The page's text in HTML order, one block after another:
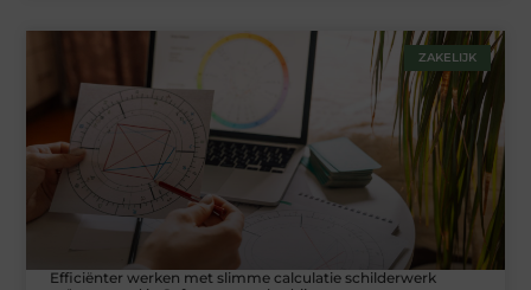
ZAKELIJK
Efficiënter werken met slimme calculatie schilderwerk